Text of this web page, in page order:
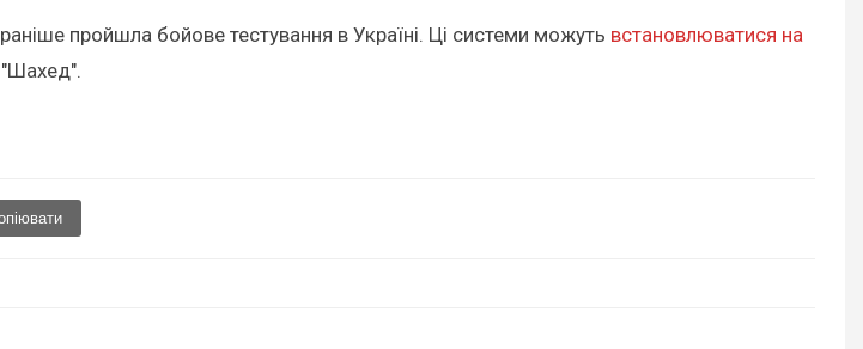
пройшла бойове тестування в Україні. Ці системи можуть встановлюватися на
"Шахед".